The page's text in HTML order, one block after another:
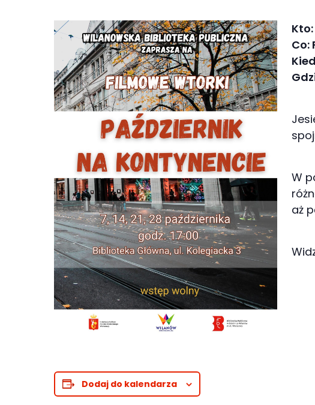
Co:
W
aż
Dodaj do kalendarza
Konieczne
Te pliki cookie
opcjonalne. Są
one potrzebne
internetowej.
Statystyka
Abyśmy mogli
poprawić
funkcjonalność
i strukturę
internetowej,
na podstawie